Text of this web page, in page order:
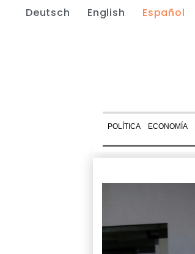
Deutsch English Español
POLÍTICA ECONOMÍA